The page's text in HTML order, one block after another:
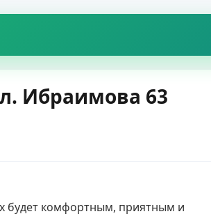
Ибраимова 63